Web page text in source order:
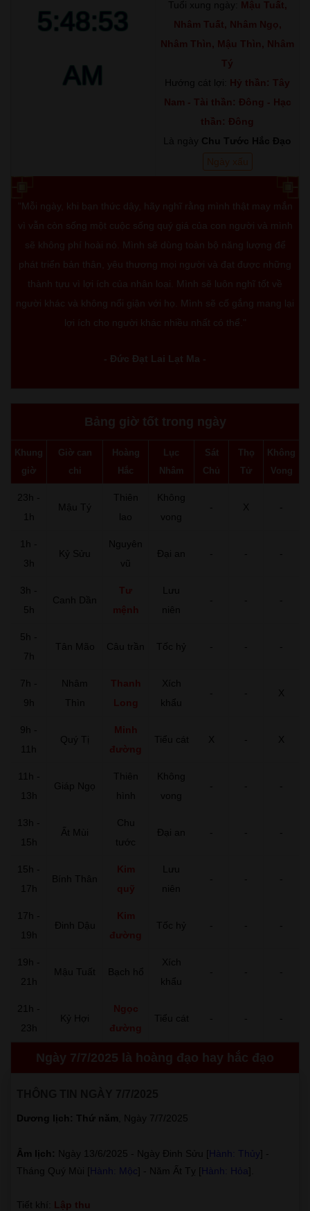
5:48:54
AM
Tuổi xung ngày: Mậu Tuất,
Nhâm Tuất, Nhâm Ngọ,
Nhâm Thìn, Mậu Thìn, Nhâm
Tý
Hướng cát lợi: Hỷ thần: Tây
Nam - Tài thần: Đông - Hạc
thần: Đông
Là ngày Chu Tước Hắc Đạo
Ngày xấu
"Mỗi ngày, khi bạn thức dậy, hãy nghĩ rằng mình thật may mắn
vì vẫn còn sống một cuộc sống quý giá của con người và mình
sẽ không phí hoài nó. Mình sẽ dùng toàn bộ năng lượng để
phát triển bản thân, yêu thương mọi người và đạt được những
thành tựu vì lợi ích của nhân loại. Mình sẽ luôn nghĩ tốt về
người khác và không nổi giận với họ. Mình sẽ cố gắng mang lại
lợi ích cho người khác nhiều nhất có thể."
- Đức Đạt Lai Lạt Ma -
Bảng giờ tốt trong ngày
Khung
giờ
Giờ can
chi
Hoàng
Hắc
Lục
Nhâm
Sát
Chủ
Thọ
Tử
Không
Vong
23h -
1h
Mậu Tý
Thiên
lao
Không
vong
- X -
1h -
3h
Kỷ Sửu
Nguyên
vũ
Đại an - - -
3h -
5h
Canh Dần
Tư
mệnh
Lưu
niên
- - -
5h -
7h
Tân Mão Câu trần Tốc hỷ - - -
7h -
9h
Nhâm
Thìn
Thanh
Long
Xích
khẩu
- - X
9h -
11h
Quý Tị
Minh
đường
Tiểu cát X - X
11h -
13h
Giáp Ngọ
Thiên
hình
Không
vong
- - -
13h -
15h
Ất Mùi
Chu
tước
Đại an - - -
15h -
17h
Bính Thân
Kim
quỹ
Lưu
niên
- - -
17h -
19h
Đinh Dậu
Kim
đường
Tốc hỷ - - -
19h -
21h
Mậu Tuất Bạch hổ
Xích
khẩu
- - -
21h -
23h
Kỷ Hợi
Ngọc
đường
Tiểu cát - - -
Ngày 7/7/2025 là hoàng đạo hay hắc đạo
Dương lịch: Thứ năm , Ngày 7/7/2025
Âm lịch: Ngày 13/6/2025 - Ngày Đinh Sửu [ Hành: Thủy
] -
Tháng Quý Mùi [ Hành: Mộc ] - Năm Ất Tỵ [ Hành: Hỏa
Tiết khí: Lập thu